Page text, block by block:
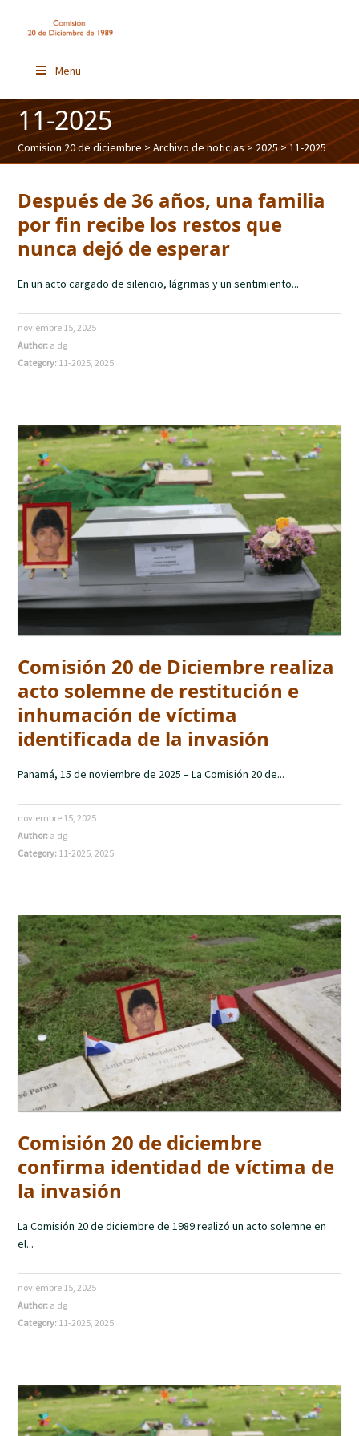
Menu
11-2025
Comision 20 de diciembre >Archivo de noticias>2025> 11-2025
Después de 36 años, una familia
por fin recibe los restos que
nunca dejó de esperar
En un acto cargado de silencio, lágrimas y un sentimiento...
noviembre 15, 2025
Author: a dg
Category: 11-2025 ,2025
Comisión 20 de Diciembre realiza
acto solemne de restitución e
inhumación de víctima
identificada de la invasión
Panamá, 15 de noviembre de 2025 – La Comisión 20 de...
noviembre 15, 2025
Author: a dg
Category: 11-2025 ,2025
Comisión 20 de diciembre
confirma identidad de víctima de
la invasión
La Comisión 20 de diciembre de 1989 realizó un acto solemne en
el...
noviembre 15, 2025
Author: a dg
Category: 11-2025 ,2025